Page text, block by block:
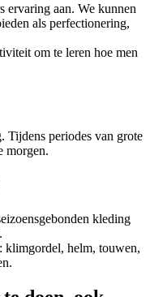
ervaring aan. We kunnen
als perfectionering,
om te leren hoe men
Tijdens periodes van grote
morgen.
kleding
klimgordel, helm, touwen,